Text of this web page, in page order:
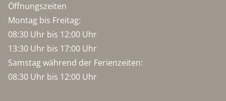
Öffnungszeiten
Montag bis Freitag:
08:30 Uhr bis 12:00 Uhr
13:30 Uhr bis 17:00 Uhr
Samstag während der Ferienzeiten:
08:30 Uhr bis 12:00 Uhr